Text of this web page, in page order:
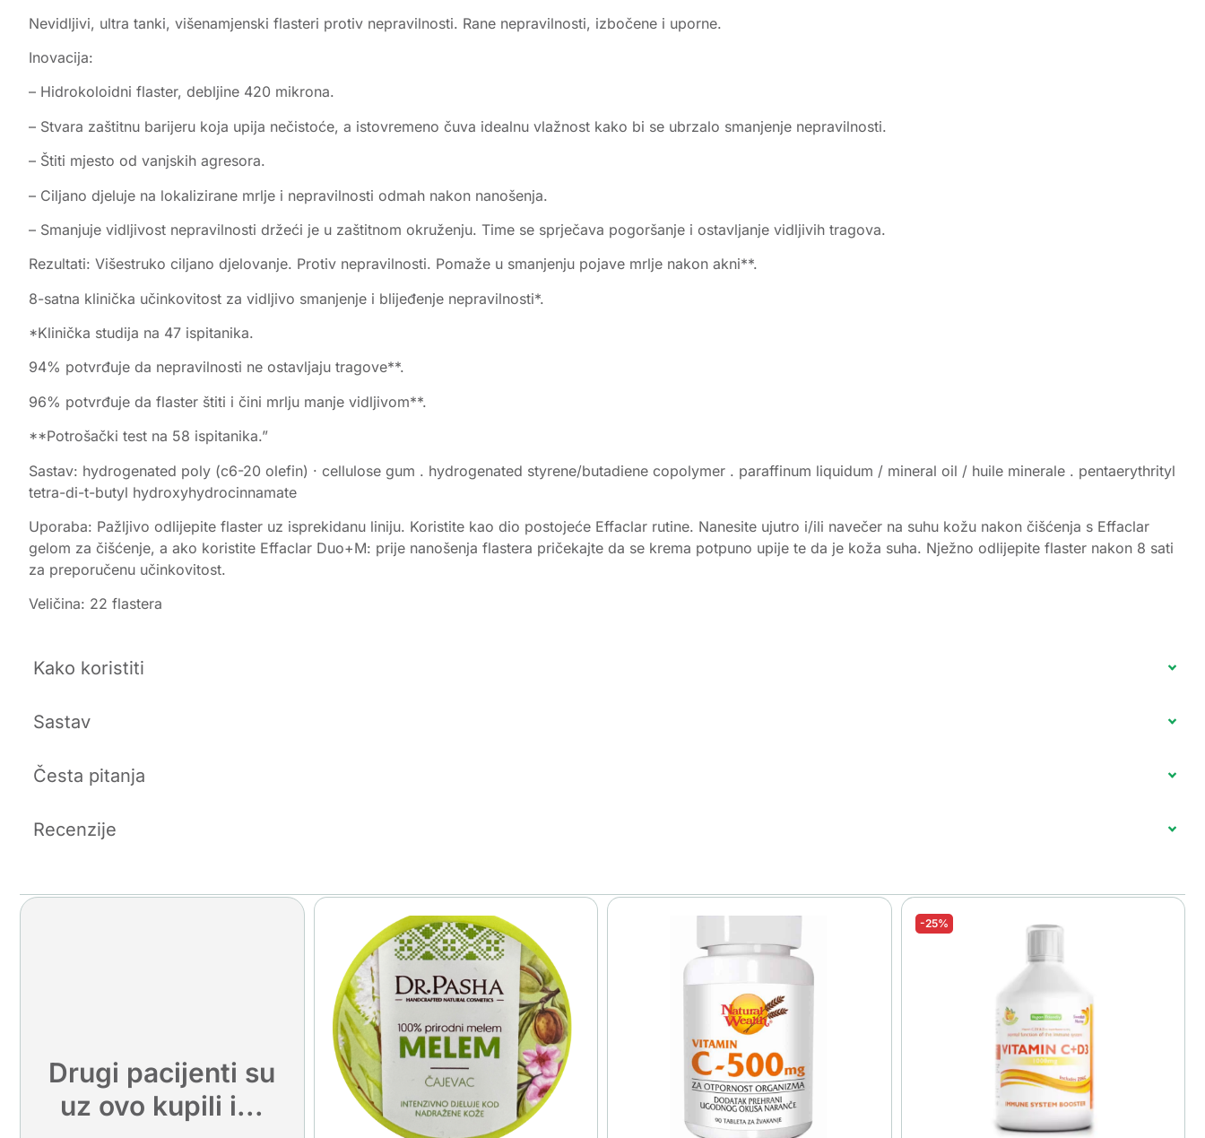
Nevidljivi, ultra tanki, višenamjenski flasteri protiv nepravilnosti. Rane nepravilnosti, izbočene i uporne.
Inovacija:
– Hidrokoloidni flaster, debljine 420 mikrona.
– Stvara zaštitnu barijeru koja upija nečistoće, a istovremeno čuva idealnu vlažnost kako bi se ubrzalo smanjenje nepravilnosti.
– Štiti mjesto od vanjskih agresora.
– Ciljano djeluje na lokalizirane mrlje i nepravilnosti odmah nakon nanošenja.
– Smanjuje vidljivost nepravilnosti držeći je u zaštitnom okruženju. Time se sprječava pogoršanje i ostavljanje vidljivih tragova.
Rezultati: Višestruko ciljano djelovanje. Protiv nepravilnosti. Pomaže u smanjenju pojave mrlje nakon akni**.
8-satna klinička učinkovitost za vidljivo smanjenje i blijeđenje nepravilnosti*.
*Klinička studija na 47 ispitanika.
94% potvrđuje da nepravilnosti ne ostavljaju tragove**.
96% potvrđuje da flaster štiti i čini mrlju manje vidljivom**.
**Potrošački test na 58 ispitanika.”
Sastav: hydrogenated poly (c6-20 olefin) · cellulose gum . hydrogenated styrene/butadiene copolymer . paraffinum liquidum / mineral oil / huile minerale . pentaerythrityl
tetra-di-t-butyl hydroxyhydrocinnamate
Uporaba: Pažljivo odlijepite flaster uz isprekidanu liniju. Koristite kao dio postojeće Effaclar rutine. Nanesite ujutro i/ili navečer na suhu kožu nakon čišćenja s Effaclar
gelom za čišćenje, a ako koristite Effaclar Duo+M: prije nanošenja flastera pričekajte da se krema potpuno upije te da je koža suha. Nježno odlijepite flaster nakon 8 sati
za preporučenu učinkovitost.
Veličina: 22 flastera
Kako koristiti
Sastav
Česta pitanja
Recenzije
Drugi pacijenti su
uz ovo kupili i...
-25%